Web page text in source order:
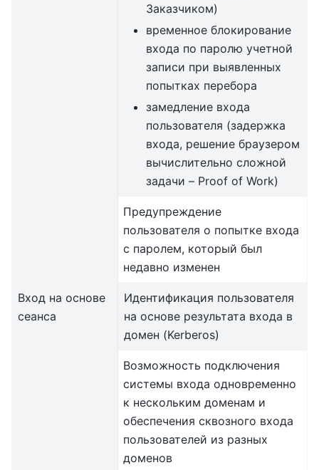
Заказчиком)
временное блокирование
входа по паролю учетной
записи при выявленных
попытках перебора
замедление входа
пользователя (задержка
входа, решение браузером
вычислительно сложной
задачи – Proof of Work)
Предупреждение
пользователя о попытке входа
с паролем, который был
недавно изменен
Вход на основе
сеанса
Идентификация пользователя
на основе результата входа в
домен (Kerberos)
Возможность подключения
системы входа одновременно
к нескольким доменам и
обеспечения сквозного входа
пользователей из разных
доменов